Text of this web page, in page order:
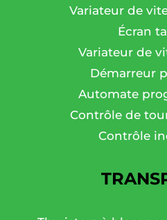
Variateur de
Écran
Variateur de
Démarreur
Automate
Contrôle de
Contrôle